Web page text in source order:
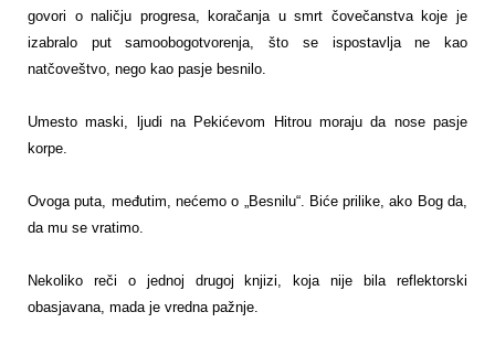
govori o naličju progresa, koračanja u smrt čovečanstva koje je
izabralo put samoobogotvorenja, što se ispostavlja ne kao
natčoveštvo, nego kao pasje besnilo.
Umesto maski, ljudi na Pekićevom Hitrou moraju da nose pasje
korpe.
Ovoga puta, međutim, nećemo o „Besnilu“. Biće prilike, ako Bog da,
da mu se vratimo.
Nekoliko reči o jednoj drugoj knjizi, koja nije bila reflektorski
obasjavana, mada je vredna pažnje.